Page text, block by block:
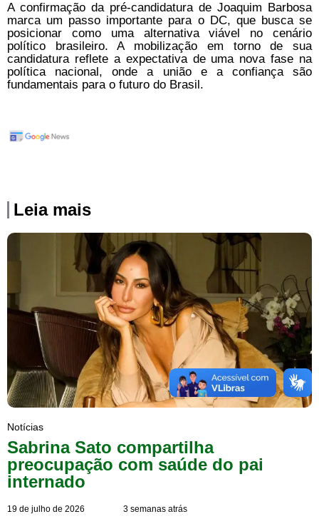
A confirmação da pré-candidatura de Joaquim Barbosa
marca um passo importante para o DC, que busca se
posicionar como uma alternativa viável no cenário
político brasileiro. A mobilização em torno de sua
candidatura reflete a expectativa de uma nova fase na
política nacional, onde a união e a confiança são
fundamentais para o futuro do Brasil.
Leia mais
Notícias
Sabrina Sato compartilha
preocupação com saúde do pai
internado
19 de julho de 2026 3 semanas atrás